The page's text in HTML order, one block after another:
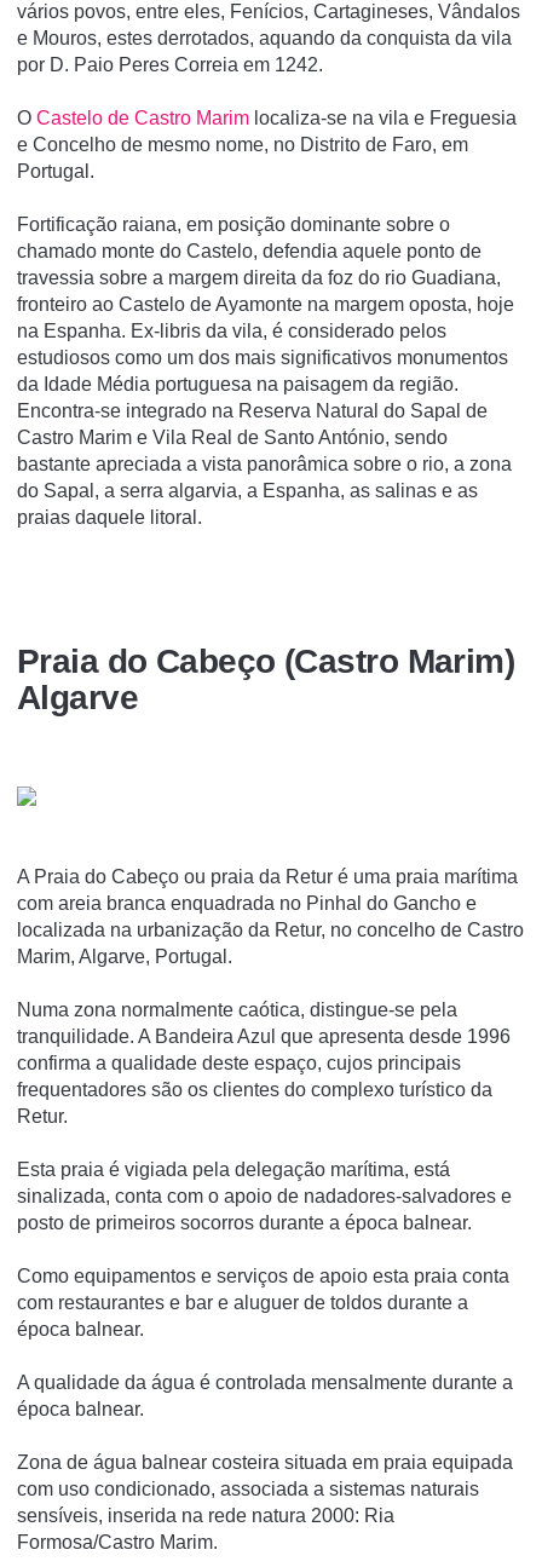
vários povos, entre eles, Fenícios, Cartagineses, Vândalos
e Mouros, estes derrotados, aquando da conquista da vila
por D. Paio Peres Correia em 1242.
O Castelo de Castro Marim localiza-se na vila e Freguesia
e Concelho de mesmo nome, no Distrito de Faro, em
Portugal.
Fortificação raiana, em posição dominante sobre o
chamado monte do Castelo, defendia aquele ponto de
travessia sobre a margem direita da foz do rio Guadiana,
fronteiro ao Castelo de Ayamonte na margem oposta, hoje
na Espanha. Ex-libris da vila, é considerado pelos
estudiosos como um dos mais significativos monumentos
da Idade Média portuguesa na paisagem da região.
Encontra-se integrado na Reserva Natural do Sapal de
Castro Marim e Vila Real de Santo António, sendo
bastante apreciada a vista panorâmica sobre o rio, a zona
do Sapal, a serra algarvia, a Espanha, as salinas e as
praias daquele litoral.
Praia do Cabeço (Castro Marim)
Algarve
A Praia do Cabeço ou praia da Retur é uma praia marí­tima
com areia branca enquadrada no Pinhal do Gancho e
localizada na urbanização da Retur, no concelho de Castro
Marim, Algarve, Portugal.
Numa zona normalmente caótica, distingue-se pela
tranquilidade. A Bandeira Azul que apresenta desde 1996
confirma a qualidade deste espaço, cujos principais
frequentadores são os clientes do complexo turí­stico da
Retur.
Esta praia é vigiada pela delegação marí­tima, está
sinalizada, conta com o apoio de nadadores-salvadores e
posto de primeiros socorros durante a época balnear.
Como equipamentos e serviços de apoio esta praia conta
com restaurantes e bar e aluguer de toldos durante a
época balnear.
A qualidade da água é controlada mensalmente durante a
época balnear.
Zona de água balnear costeira situada em praia equipada
com uso condicionado, associada a sistemas naturais
sensíveis, inserida na rede natura 2000: Ria
Formosa/Castro Marim.